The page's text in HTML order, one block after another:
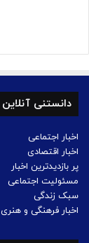
دانستنی آنلاین
اخبار اجتماعی
اخبار اقتصادی
پر بازدیدترین اخبار
مسئولیت اجتماعی
سبک زندگی
اخبار فرهنگی و هنری